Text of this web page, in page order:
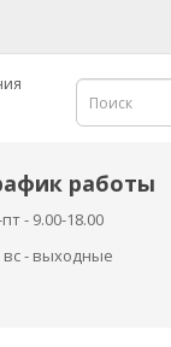
работы
- 9.00-18.00
вс - выходные